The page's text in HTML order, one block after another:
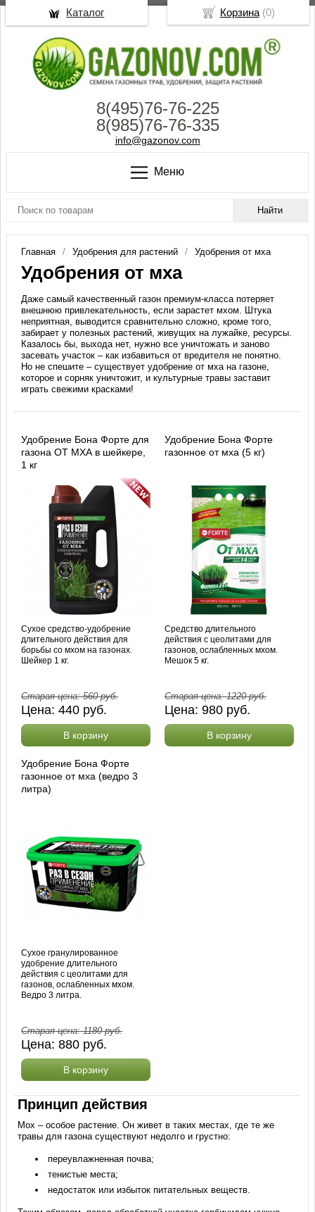
8(495)76-76-225
8(985)76-76-335
info@gazonov.com
Меню
Главная Удобрения для растений Удобрения от мха
Удобрения от мха
Даже самый качественный газон премиум-класса потеряет
внешнюю привлекательность, если зарастет мхом. Штука
неприятная, выводится сравнительно сложно, кроме того,
забирает у полезных растений, живущих на лужайке, ресурсы.
Казалось бы, выхода нет, нужно все уничтожать и заново
засевать участок – как избавиться от вредителя не понятно.
Но не спешите – существует удобрение от мха на газоне,
которое и сорняк уничтожит, и культурные травы заставит
играть свежими красками!
Удобрение Бона Форте для
газона ОТ МХА в шейкере,
1 кг
Сухое средство-удобрение
длительного действия для
борьбы со мхом на газонах.
Шейкер 1 кг.
Старая цена:560руб.
Цена:440 руб.
В корзину
Удобрение Бона Форте
газонное от мха (5 кг)
Средство длительного
действия с цеолитами для
газонов, ослабленных мхом.
Мешок 5 кг.
Старая цена:1220руб.
Цена: 980 руб.
В корзину
Удобрение Бона Форте
газонное от мха (ведро 3
литра)
Сухое гранулированное
удобрение длительного
действия с цеолитами для
газонов, ослабленных мхом.
Ведро 3 литра.
Старая цена:1180руб.
Цена:880 руб.
В корзину
Принцип действия
Мох – особое растение. Он живет в таких местах, где те же
травы для газона существуют недолго и грустно:
переувлажненная почва;
тенистые места;
недостаток или избыток питательных веществ.
Корзина(0)
Каталог